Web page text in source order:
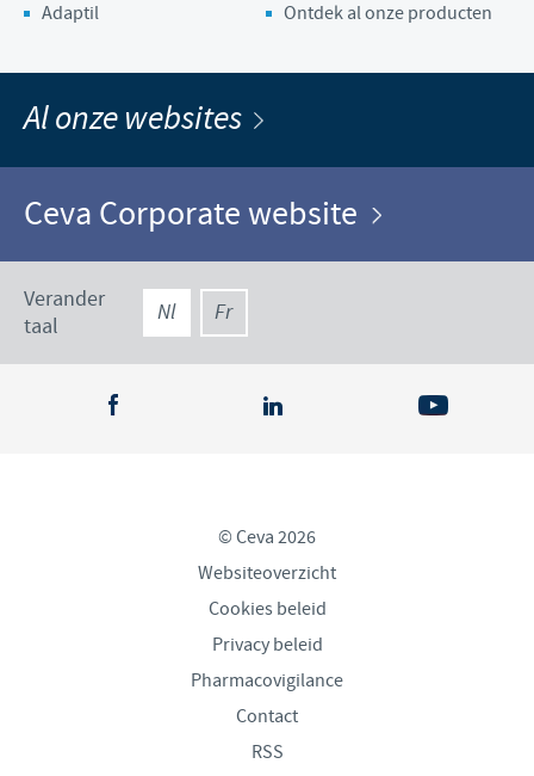
Adaptil
Ontdek al onze producten
Al onze websites
Ceva Corporate website
Verander
taal
Nl Fr
© Ceva 2026
Websiteoverzicht
Cookies beleid
Privacy beleid
Pharmacovigilance
Contact
RSS